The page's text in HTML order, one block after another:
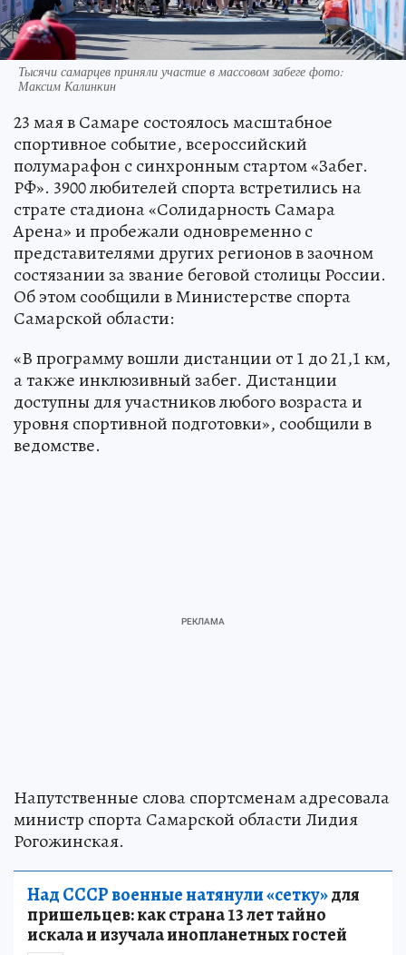
Тысячи самарцев приняли участие в массовом забеге фото:
Максим Калинкин
23 мая в Самаре состоялось масштабное
спортивное событие, всероссийский
полумарафон с синхронным стартом «Забег.
РФ». 3900 любителей спорта встретились на
страте стадиона «Солидарность Самара
Арена» и пробежали одновременно с
представителями других регионов в заочном
состязании за звание беговой столицы России.
Об этом сообщили в Министерстве спорта
Самарской области:
«В программу вошли дистанции от 1 до 21,1 км,
а также инклюзивный забег. Дистанции
доступны для участников любого возраста и
уровня спортивной подготовки», сообщили в
ведомстве.
Напутственные слова спортсменам адресовала
министр спорта Самарской области Лидия
Рогожинская.
Над СССР военные натянули «сетку»для
пришельцев: как страна 13 лет тайно
искала и изучала инопланетных гостей